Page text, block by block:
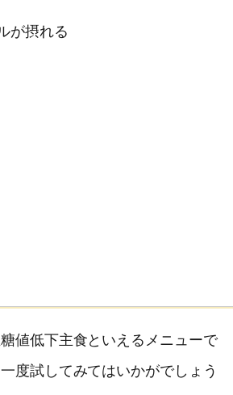
が摂れる
値低下主食といえるメニューで
度試してみてはいかがでしょう